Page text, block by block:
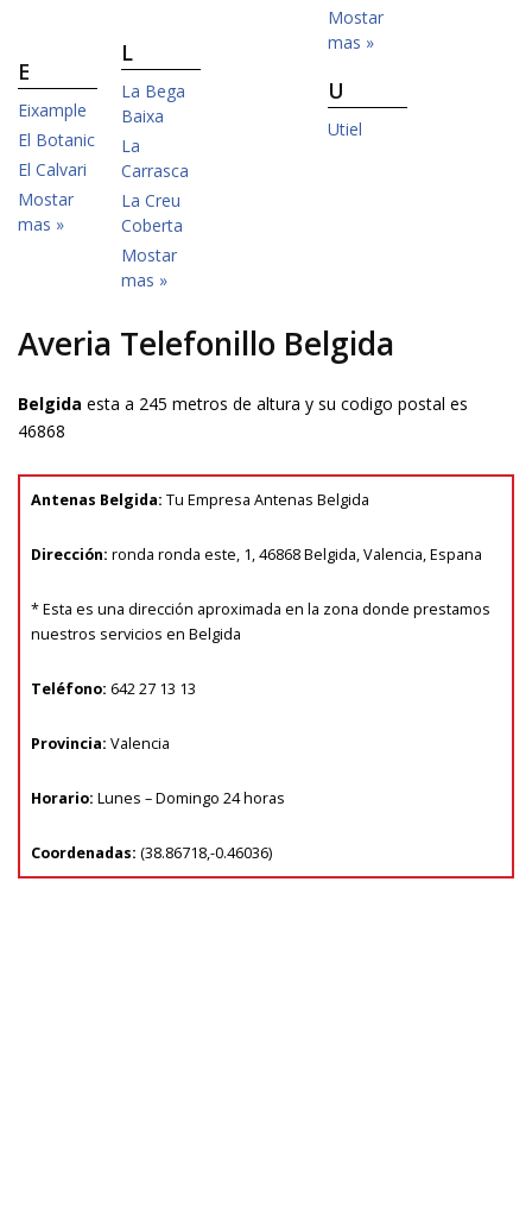
E
Eixample
El Botanic
El Calvari
Mostar
mas »
L
La Bega
Baixa
La
Carrasca
La Creu
Coberta
Mostar
mas »
Mostar
mas »
U
Utiel
Averia Telefonillo Belgida
Belgida esta a 245 metros de altura y su codigo postal es
46868
Antenas Belgida: TuEmpresa Antenas Belgida
Dirección: ronda ronda este, 1,46868 Belgida,Valencia, Espana
* Esta es una dirección aproximada en la zona donde prestamos
nuestros servicios en Belgida
Teléfono: 642 27 13 13
Provincia: Valencia
Horario: Lunes – Domingo 24 horas
Coordenadas: (38.86718,-0.46036)